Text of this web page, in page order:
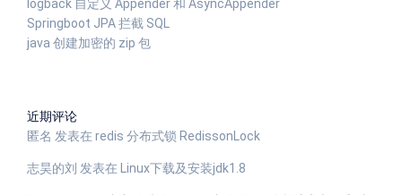
logback 自定义 Appender 和 AsyncAppender
Springboot JPA 拦截 SQL
java 创建加密的 zip 包
近期评论
匿名 发表在 redis 分布式锁 RedissonLock
志昊的刘 发表在 Linux下载及安装jdk1.8